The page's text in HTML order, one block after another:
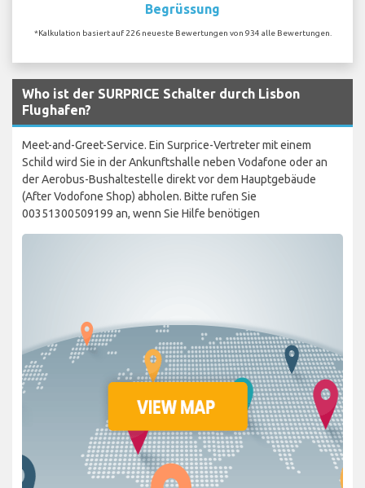
Begrüssung
*Kalkulation basiert auf 226 neueste Bewertungen von 934 alle Bewertungen.
Who ist der SURPRICE Schalter durch Lisbon
Flughafen?
Meet-and-Greet-Service. Ein Surprice-Vertreter mit einem
Schild wird Sie in der Ankunftshalle neben Vodafone oder an
der Aerobus-Bushaltestelle direkt vor dem Hauptgebäude
(After Vodofone Shop) abholen. Bitte rufen Sie
00351300509199 an, wenn Sie Hilfe benötigen